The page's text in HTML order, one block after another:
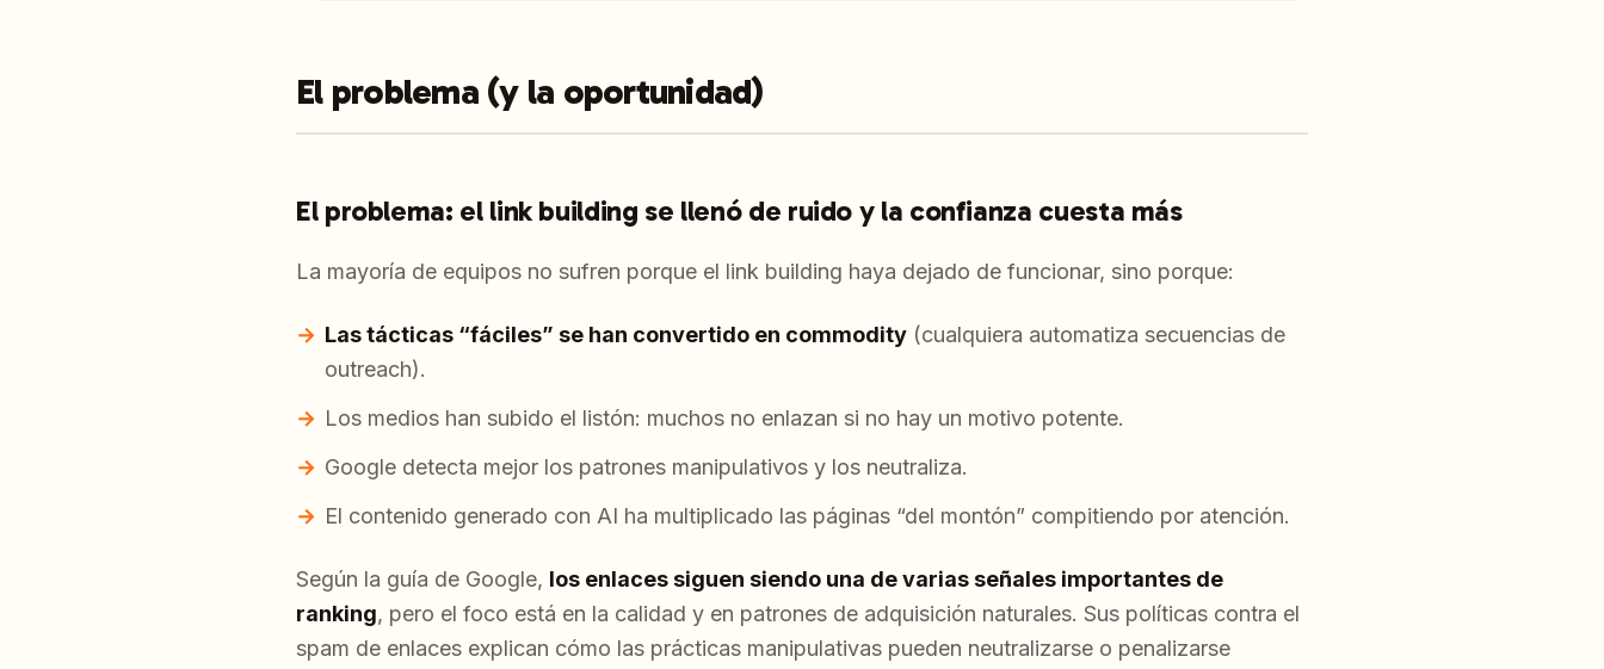
El problema (y la oportunidad)
El problema: el link building se llenó de ruido y la confianza cuesta más
La mayoría de equipos no sufren porque el link building haya dejado de funcionar, sino porque:
Las tácticas “fáciles” se han convertido en commodity (cualquiera automatiza secuencias de
outreach).
Los medios han subido el listón: muchos no enlazan si no hay un motivo potente.
Google detecta mejor los patrones manipulativos y los neutraliza.
El contenido generado con AI ha multiplicado las páginas “del montón” compitiendo por atención.
Según la guía de Google, los enlaces siguen siendo una de varias señales importantes de
ranking, pero el foco está en la calidad y en patrones de adquisición naturales. Sus políticas contra el
spam de enlaces explican cómo las prácticas manipulativas pueden neutralizarse o penalizarse